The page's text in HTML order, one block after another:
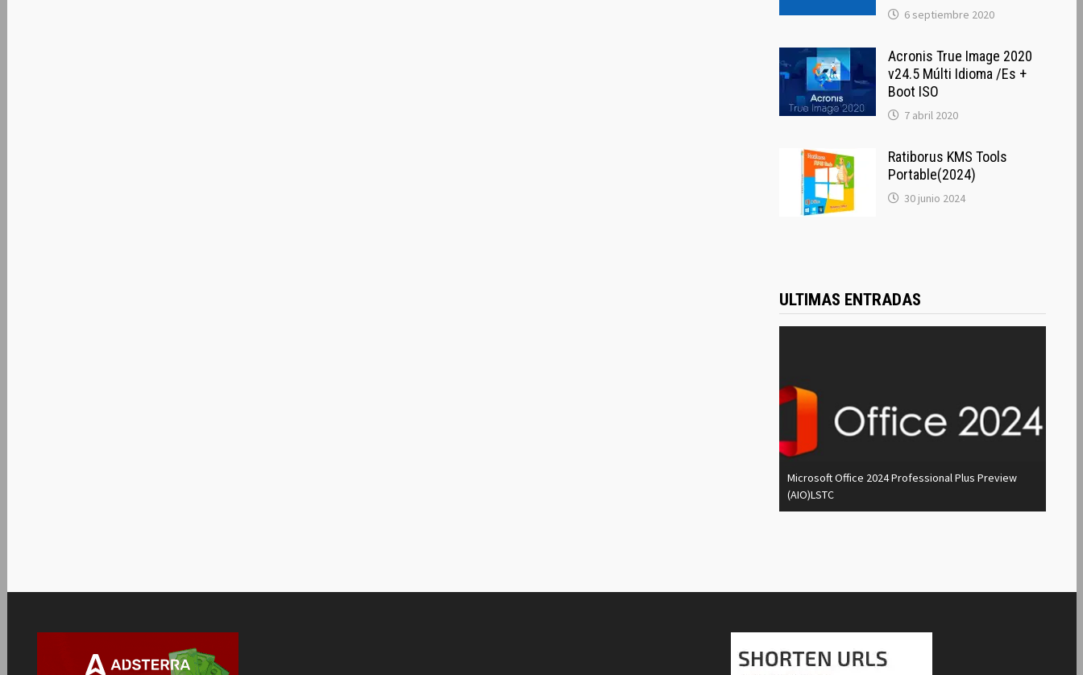
6 septiembre 2020
Acronis True Image 2020
v24.5 Múlti Idioma /Es +
Boot ISO
7 abril 2020
Ratiborus KMS Tools
Portable(2024)
30 junio 2024
ULTIMAS ENTRADAS
Microsoft Office 2024 Professional Plus Preview
(AIO)LSTC